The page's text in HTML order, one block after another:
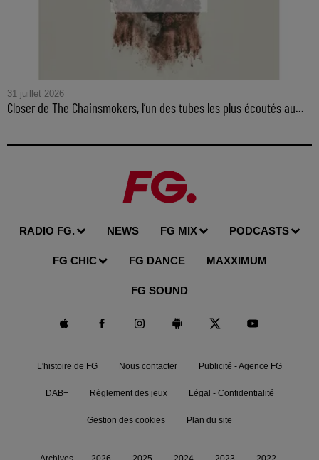
31 juillet 2026
Closer de The Chainsmokers, l’un des tubes les plus écoutés au...
RADIO FG. NEWS FG MIX PODCASTS
FG CHIC FG DANCE MAXXIMUM
FG SOUND
L'histoire de FG Nous contacter Publicité - Agence FG
DAB+ Règlement des jeux Légal - Confidentialité
Gestion des cookies Plan du site